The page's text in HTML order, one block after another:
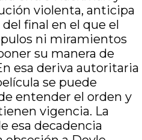
violenta, anticipa
final en el que el
ni miramientos
su manera de
esa deriva autoritaria
se puede
entender el orden y
vigencia. La
esa decadencia